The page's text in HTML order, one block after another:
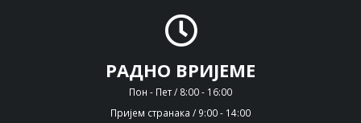
РАДНО ВРИЈЕМЕ
Пон - Пет / 8:00 - 16:00
Пријем странака / 9:00 - 14:00